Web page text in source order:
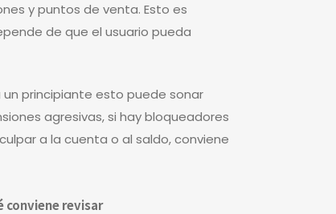
y puntos de venta. Esto es
de que el usuario pueda
principiante esto puede sonar
agresivas, si hay bloqueadores
a la cuenta o al saldo, conviene
conviene revisar